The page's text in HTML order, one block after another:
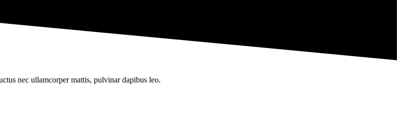
nec ullamcorper mattis, pulvinar dapibus leo.